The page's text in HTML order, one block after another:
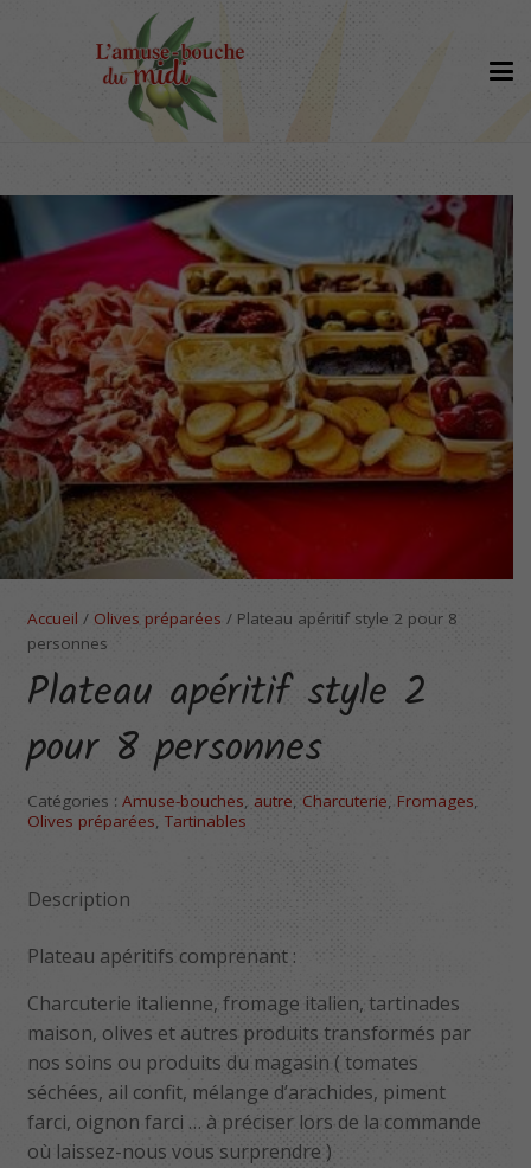
Accueil / Olives préparées / Plateau apéritif style 2 pour 8
personnes
Plateau apéritif style 2
pour 8 personnes
Catégories : Amuse-bouches, autre, Charcuterie, Fromages,
Olives préparées, Tartinables
Description
Plateau apéritifs comprenant :
Charcuterie italienne, fromage italien, tartinades
maison, olives et autres produits transformés par
nos soins ou produits du magasin ( tomates
séchées, ail confit, mélange d’arachides, piment
farci, oignon farci … à préciser lors de la commande
où laissez-nous vous surprendre )